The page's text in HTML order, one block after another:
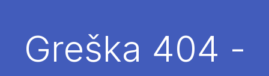
NAJAMGreška 404 -